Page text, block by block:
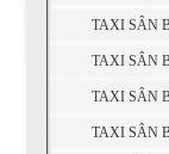
TAXI SÂN
TAXI SÂN
TAXI SÂN
TAXI SÂN